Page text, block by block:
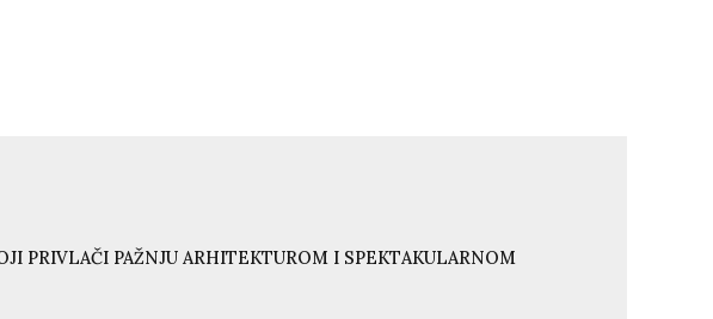
PRIVLAČI PAŽNJU ARHITEKTUROM I SPEKTAKULARNOM